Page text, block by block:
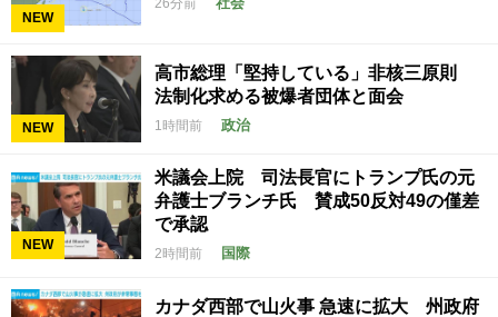
NEW
26分前
NEW
高市総理「堅持している」非核三原則
法制化求める被爆者団体と面会
1時間前 政治
NEW
米議会上院 司法長官にトランプ氏の元
弁護士ブランチ氏 賛成50反対49の僅差
で承認
2時間前 国際
カナダ西部で山火事 急速に拡大 州政府